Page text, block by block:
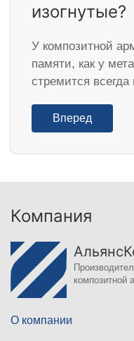
изогнутые?
У композитной
памяти, как у
стремится
Вперед
Компания
композитной
О компании